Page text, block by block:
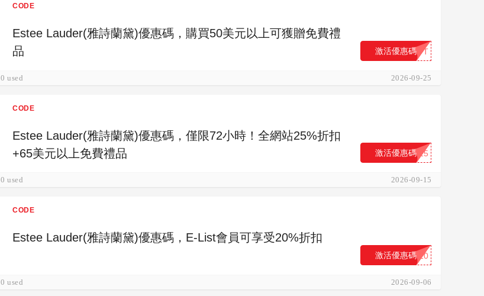
CODE
Estee Lauder(雅詩蘭黛)優惠碼，購買50美元以上可獲贈免費禮
品
...FT
激活優惠碼
0 used 2026-09-25
CODE
Estee Lauder(雅詩蘭黛)優惠碼，僅限72小時！全網站25%折扣
+65美元以上免費禮品
...25
激活優惠碼
0 used 2026-09-15
CODE
Estee Lauder(雅詩蘭黛)優惠碼，E-List會員可享受20%折扣
...20
激活優惠碼
0 used 2026-09-06